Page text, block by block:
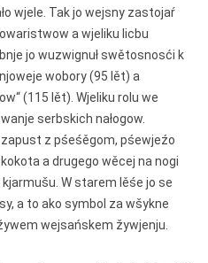
wjele. Tak jo wejsny zastojaŕ
a wjeliku licbu
jo wuzwignuł swětosnosći k
wobory (95 lět) a
(115 lět). Wjeliku rolu we
serb­skich nałogow.
z pśeśěgom, pśewjeźo
a drugego wěcej na nogi
W starem lěśe jo se
a to ako symbol za wšykne
wejsańskem žywjenju.
online